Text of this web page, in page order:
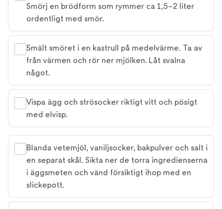
Smörj en brödform som rymmer ca 1,5–2 liter
ordentligt med smör.
Smält smöret i en kastrull på medelvärme. Ta av
från värmen och rör ner mjölken. Låt svalna
något.
Vispa ägg och strösocker riktigt vitt och pösigt
med elvisp.
Blanda vetemjöl, vaniljsocker, bakpulver och salt i
en separat skål. Sikta ner de torra ingredienserna
i äggsmeten och vänd försiktigt ihop med en
slickepott.